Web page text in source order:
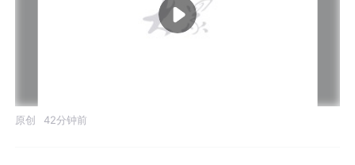
原创 42分钟前